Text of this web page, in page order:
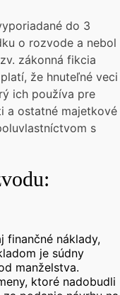
do 3
o rozvode a nebol
zákonná fikcia
že hnuteľné veci
ich používa pre
a ostatné majetkové
s
finančné náklady,
je súdny
manželstva.
ktoré nadobudli